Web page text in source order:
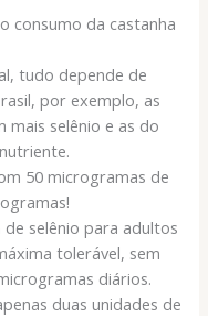
consumo da castanha
tudo depende de
por exemplo, as
mais selênio e as do
50 microgramas de
selênio para adultos
tolerável, sem
diários.
duas unidades de